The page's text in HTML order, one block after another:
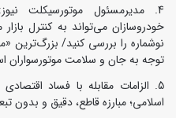
مدیرمسئول موتورسیکلت
خودروسازان می‌تواند به کنترل
نوشماره را بررسی کنید/ بزرگ‌ترین
توجه به جان و سلامت موتورسواران
الزامات مقابله با فساد
اسلامی؛ مبارزه قاطع، دقیق و بدون